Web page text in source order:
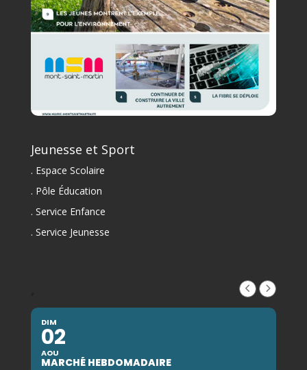
Jeunesse et Sport
. Espace Scolaire
. Pôle Éducation
. Service Enfance
. Service Jeunesse
DIM
02
AOU
MARCHÉ HEBDOMADAIRE